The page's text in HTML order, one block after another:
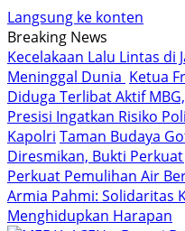
Langsung ke konten
Breaking News
Kecelakaan Lalu Lintas di
Meninggal Dunia Ketua
Diduga Terlibat Aktif
Presisi Ingatkan Risiko
Kapolri Taman Budaya
Diresmikan, Bukti
Perkuat Pemulihan Air
Armia Pahmi: Solidaritas
Menghidupkan Harapan